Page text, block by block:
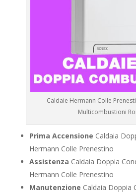
Caldaie Hermann Colle
Multicombustioni
Prima Accensione Caldaia
Hermann Colle Prenestino
Assistenza Caldaia Doppia
Hermann Colle Prenestino
Manutenzione Caldaia Doppia